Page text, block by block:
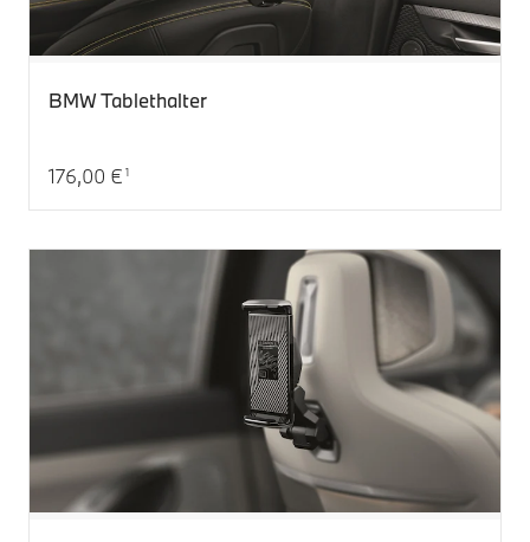
BMW Tablethalter
Aktueller Preis: 176,00 €
176,00 € 1